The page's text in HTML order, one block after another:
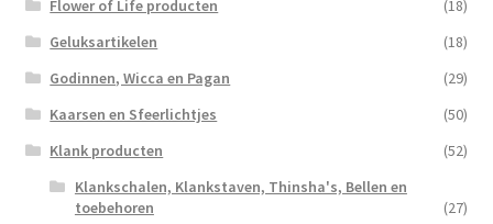
Flower of Life producten
(18)
Geluksartikelen
(18)
Godinnen, Wicca en Pagan
(29)
Kaarsen en Sfeerlichtjes
(50)
Klank producten
(52)
Klankschalen, Klankstaven, Thinsha's, Bellen en
toebehoren
(27)